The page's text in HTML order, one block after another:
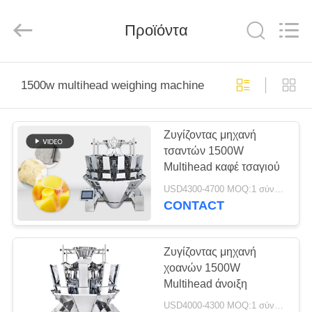
ΣΕΛΊΔΑ
ΠΡΟΪΌΝΤΑ
ΣΧΕΤΙΚΆ
ΕΜΆΣ
ΓΎΡΟΣ
ΕΡΓΟΣΤΑΣΊΩΝ
Co.,
Reserved.
Προϊόντα
1500w multihead weighing machine
Ζυγίζοντας μηχανή
τσαντών 1500W
Multihead καφέ τσαγιού
USD4300-4700 MOQ:1 σύνολο
CONTACT
Ζυγίζοντας μηχανή
χοανών 1500W
Multihead άνοιξη
USD4000-4300 MOQ:1 σύνολο